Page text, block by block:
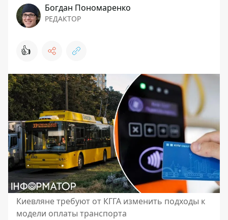
Богдан Пономаренко
РЕДАКТОР
👍
Киевляне требуют от КГГА изменить подходы к
модели оплаты транспорта